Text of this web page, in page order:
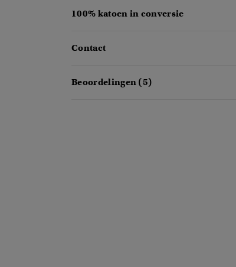
100% katoen in conversie
Contact
Beoordelingen (5)